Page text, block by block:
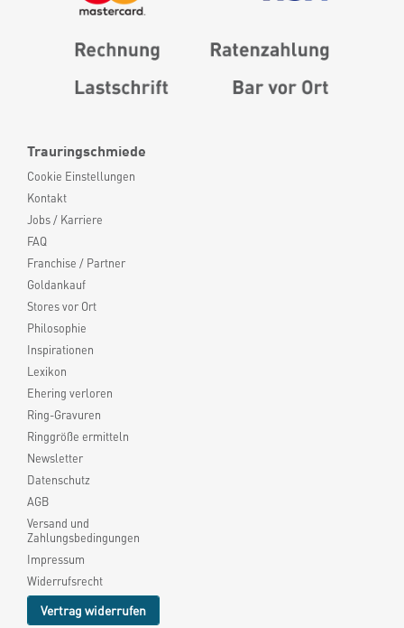
Trauringschmiede
Cookie Einstellungen
Kontakt
Jobs / Karriere
FAQ
Franchise / Partner
Goldankauf
Stores vor Ort
Philosophie
Inspirationen
Lexikon
Ehering verloren
Ring-Gravuren
Ringgröße ermitteln
Newsletter
Datenschutz
AGB
Versand und
Zahlungsbedingungen
Impressum
Widerrufsrecht
Vertrag widerrufen